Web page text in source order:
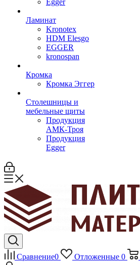
Egger
Ламинат
Kronotex
HDM Elesgo
EGGER
kronospan
Кромка
Кромка Эггер
Столешницы и
мебельные щиты
Продукция
АМК-Троя
Продукция
Egger
Сравнение0 Отложенные 0